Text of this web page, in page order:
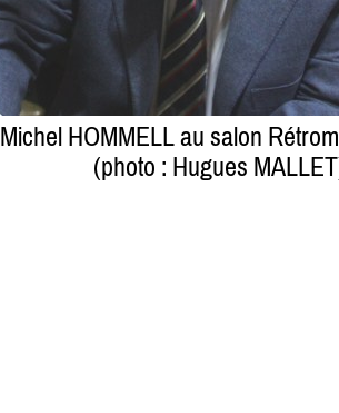
Michel HOMMELL au salon
(photo : Hugues